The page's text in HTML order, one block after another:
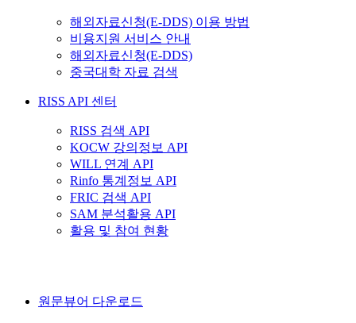
해외자료신청(E-DDS) 이용 방법
비용지원 서비스 안내
해외자료신청(E-DDS)
중국대학 자료 검색
RISS API 센터
RISS 검색 API
KOCW 강의정보 API
WILL 연계 API
Rinfo 통계정보 API
FRIC 검색 API
SAM 분석활용 API
활용 및 참여 현황
원문뷰어 다운로드